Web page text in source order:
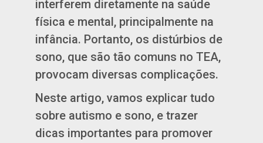
interferem diretamente na saúde
física e mental, principalmente na
infância. Portanto, os distúrbios de
sono, que são tão comuns no TEA,
provocam diversas complicações.
Neste artigo, vamos explicar tudo
sobre autismo e sono, e trazer
dicas importantes para promover